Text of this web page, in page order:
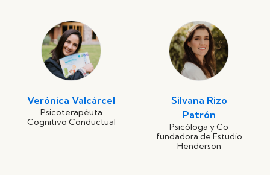
Verónica Valcárcel
Psicoterapéuta
Cognitivo Conductual
Silvana Rizo
Patrón
Psicóloga y Co
fundadora de Estudio
Henderson